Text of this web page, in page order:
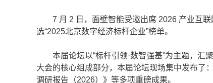
7 月 2 日，面壁智能受邀出席 2026 产业互联
选“2025北京数字经济标杆企业”榜单。
本届论坛以“标杆引领·数智强基”为主题，汇
大会的核心组成部分，本届论坛现场集中发布了
调研报告（2026）》等多项重磅成果。